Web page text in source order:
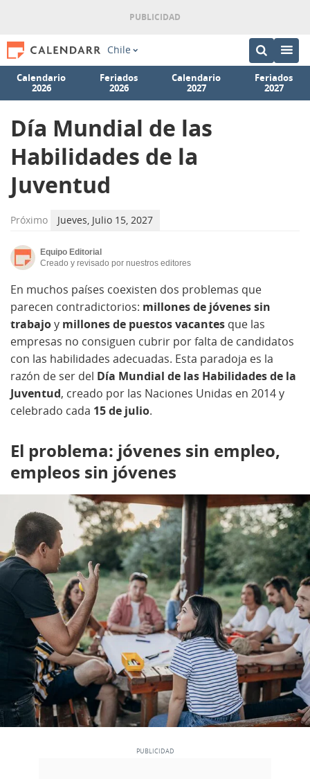
Chile
Calendario
2026
Feriados
2026
Calendario
2027
Feriados
2027
Día Mundial de las
Habilidades de la
Juventud
Próximo Jueves, Julio 15, 2027
Equipo Editorial
Creado y revisado por nuestros editores
En muchos países coexisten dos problemas que
parecen contradictorios: millones de jóvenes sin
trabajoy millones de puestos vacantes que las
empresas no consiguen cubrir por falta de candidatos
con las habilidades adecuadas. Esta paradoja es la
razón de ser del Día Mundial de las Habilidades de la
Juventud, creado por las Naciones Unidas en 2014 y
celebrado cada 15 de julio.
El problema: jóvenes sin empleo,
empleos sin jóvenes